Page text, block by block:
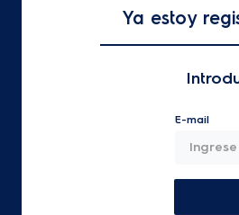
Ya estoy
E-mail